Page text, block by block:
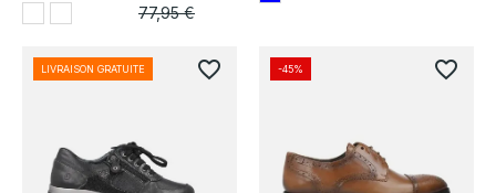
77,95 €
LIVRAISON GRATUITE favorite_border -45% favorite_border